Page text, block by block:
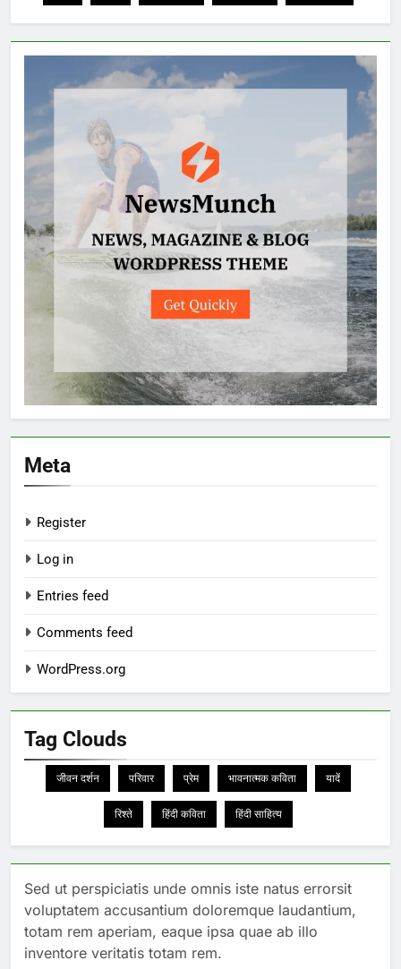
Meta
Register
Log in
Entries feed
Comments feed
WordPress.org
Tag Clouds
जीवन दर्शन परिवार प्रेम भावनात्मक कविता यादें
रिश्ते हिंदी कविता हिंदी साहित्य
Sed ut perspiciatis unde omnis iste natus errorsit
voluptatem accusantium doloremque laudantium,
totam rem aperiam, eaque ipsa quae ab illo
inventore veritatis totam rem.